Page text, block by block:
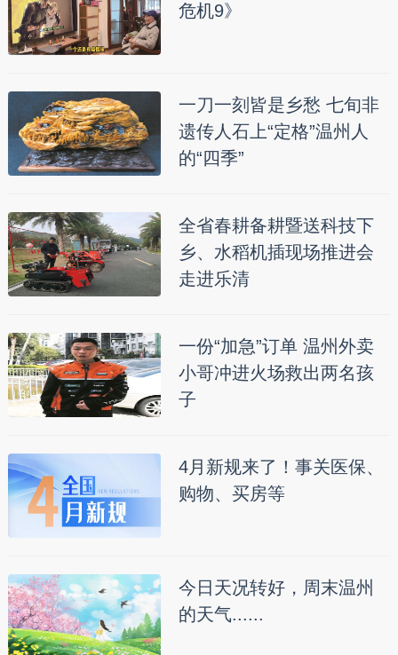
危机9》
一刀一刻皆是乡愁 七旬非
遗传人石上“定格”温州人
的“四季”
全省春耕备耕暨送科技下
乡、水稻机插现场推进会
走进乐清
一份“加急”订单 温州外卖
小哥冲进火场救出两名孩
子
4月新规来了！事关医保、
购物、买房等
今日天况转好，周末温州
的天气......